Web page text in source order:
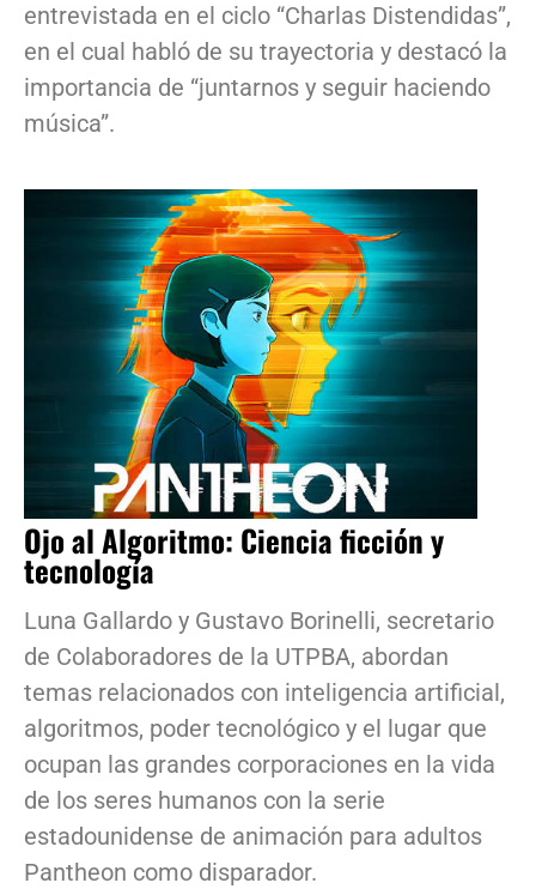
entrevistada en el ciclo “Charlas Distendidas”,
en el cual habló de su trayectoria y destacó la
importancia de “juntarnos y seguir haciendo
música”.
Ojo al Algoritmo: Ciencia ficción y
tecnología
Luna Gallardo y Gustavo Borinelli, secretario
de Colaboradores de la UTPBA, abordan
temas relacionados con inteligencia artificial,
algoritmos, poder tecnológico y el lugar que
ocupan las grandes corporaciones en la vida
de los seres humanos con la serie
estadounidense de animación para adultos
Pantheon como disparador.